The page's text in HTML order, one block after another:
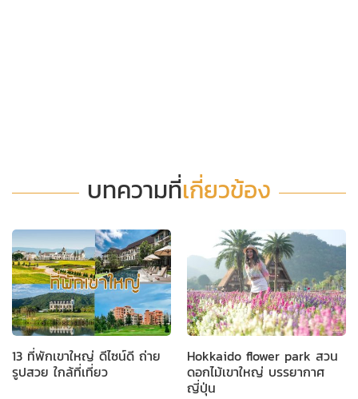
บทความที่เกี่ยวข้อง
13 ที่พักเขาใหญ่ ดีไซน์ดี ถ่าย
รูปสวย ใกล้ที่เที่ยว
Hokkaido flower park สวน
ดอกไม้เขาใหญ่ บรรยากาศ
ญี่ปุ่น